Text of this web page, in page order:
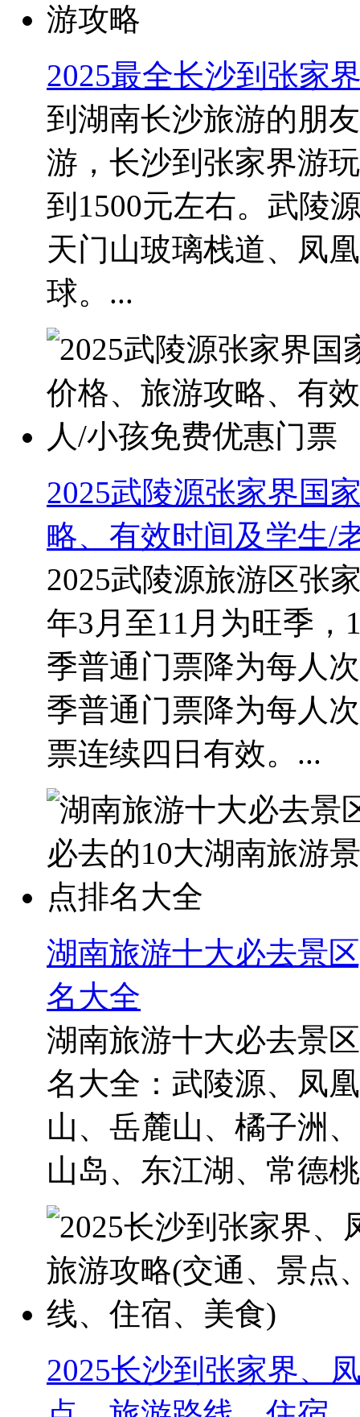
2025最全长沙到张家
到湖南长沙旅游的朋
游，长沙到张家界游
到1500元左右。武陵
天门山玻璃栈道、凤
球。...
2025武陵源张家界国
略、有效时间及学生/
2025武陵源旅游区张
年3月至11月为旺季，
季普通门票降为每人
季普通门票降为每人
票连续四日有效。...
湖南旅游十大必去景
名大全
湖南旅游十大必去景
名大全：武陵源、凤
山、岳麓山、橘子洲
山岛、东江湖、常德
2025长沙到张家界、